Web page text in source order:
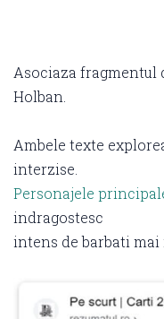
Asociaza fragmentul
Holban.
Ambele texte
interzise.
Personajele
indragostesc
intens de barbati mai